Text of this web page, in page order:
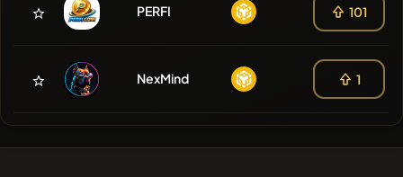
PERFI 101
NexMind 1